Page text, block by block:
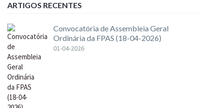
ARTIGOS RECENTES
Convocatória de Assembleia Geral
Ordinária da FPAS (18-04-2026)
01-04-2026